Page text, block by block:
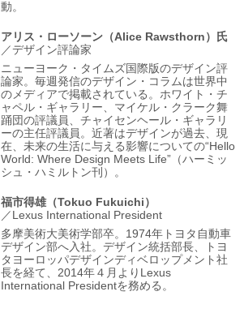
動。
アリス・ローソーン （Alice Rawsthorn）氏
／デザイン評論家
ニューヨーク・タイムズ国際版のデザイン評
論家。毎週発信のデザイン・コラムは世界中
のメディアで掲載されている。ホワイト・チ
ャペル・ギャラリー、マイケル・クラーク舞
踊団の評議員、チャイセンヘール・ギャラリ
ーの主任評議員。近著はデザインが過去、現
在、未来の生活に与える影響についての“Hello
World: Where Design Meets Life”（ハーミッ
シュ・ハミルトン刊）。
福市得雄（Tokuo Fukuichi）
／Lexus International President
多摩美術大美術学部卒。1974年トヨタ自動車
デザイン部へ入社。デザイン統括部長、トヨ
タヨーロッパデザインディベロップメント社
長を経て、2014年４月よりLexus
International Presidentを務める。